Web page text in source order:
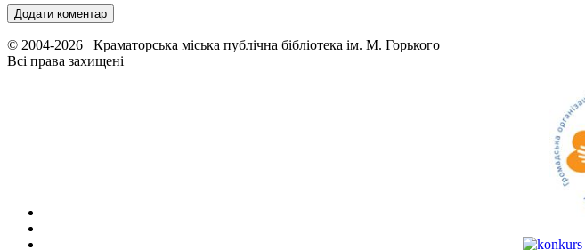
© 2004-2026 Краматорська міська публічна бібліотека ім. М. Горького
Всі права захищені